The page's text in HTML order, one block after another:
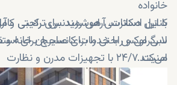
خانواده
کنترل دسترسی هوشمند برای راحتی و
لابی لوکس با خدمات کانسیرج برای
امنیت ۲۴/۷ با تجهیزات مدرن و نظارت
پارک‌ها، میادین طراحی‌شده و فضاهای
با این امکانات، آراس رزیدنس ترکیبی
سرگرمی و راحتی را برای صاحبان خانه و
می‌کند.